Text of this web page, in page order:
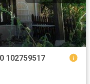
102759517